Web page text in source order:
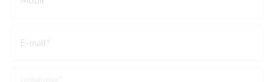
E-mail